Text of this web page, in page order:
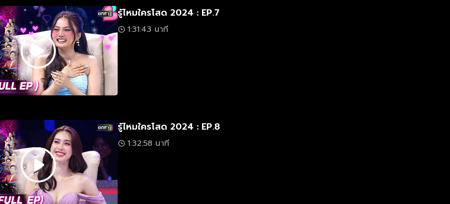
รู้ไหมใครโสด 2024 : EP.7
1:31:43 นาที
รู้ไหมใครโสด 2024 : EP.8
1:32:58 นาที